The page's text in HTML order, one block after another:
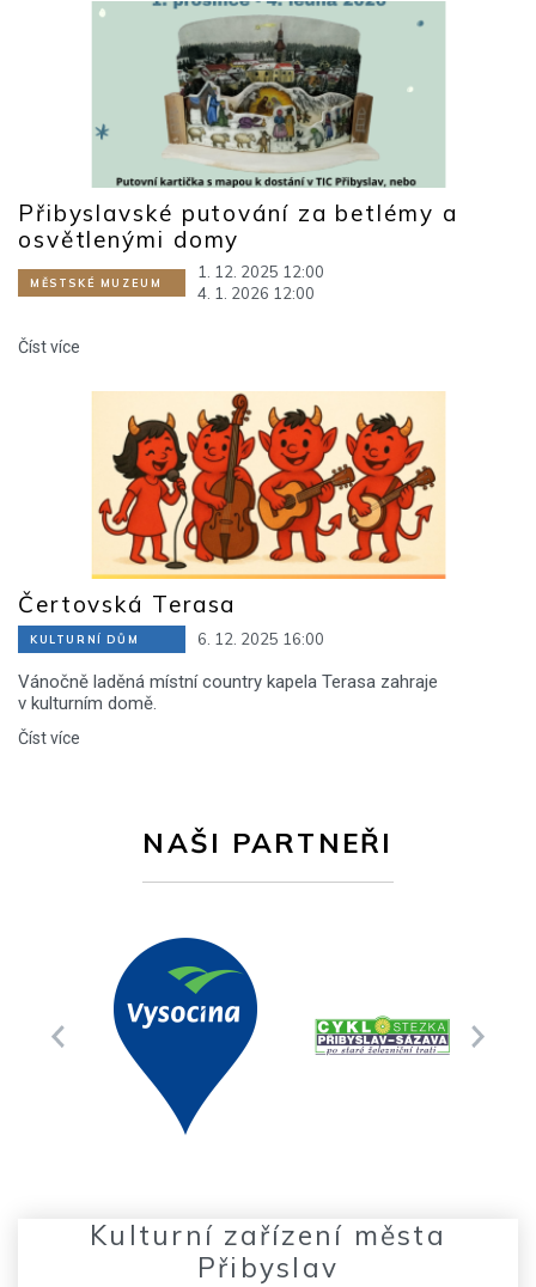
MĚSTSKÉ MUZEUM
1. 12. 2025 12:00
4. 1. 2026 12:00
Přibyslavské putování za betlémy a
osvětlenými domy
Číst více
KULTURNÍ DŮM 6. 12. 2025 16:00
Čertovská Terasa
Vánočně laděná místní country kapela Terasa zahraje
v kulturním domě.
Číst více
NAŠI PARTNEŘI
Kulturní zařízení města
Přibyslav